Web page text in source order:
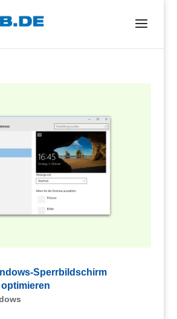
Sperrbildschirm